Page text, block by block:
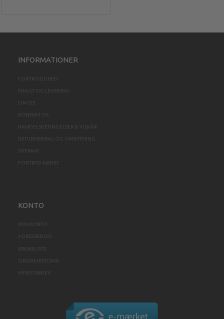
INFORMATIONER
FORTROLIGHED
FRAGT OG LEVERING
OM OS
KONTAKT OS
HANDELSBETINGELSER & VILKÅR
RETURNERING OG OMBYTNING
SITEMAP
FORTRYD KØBET
KONTO
MIN KONTO
ADRESSEBOG
ØNSKELISTE
ORDREHISTORIK
NYHEDSBREV